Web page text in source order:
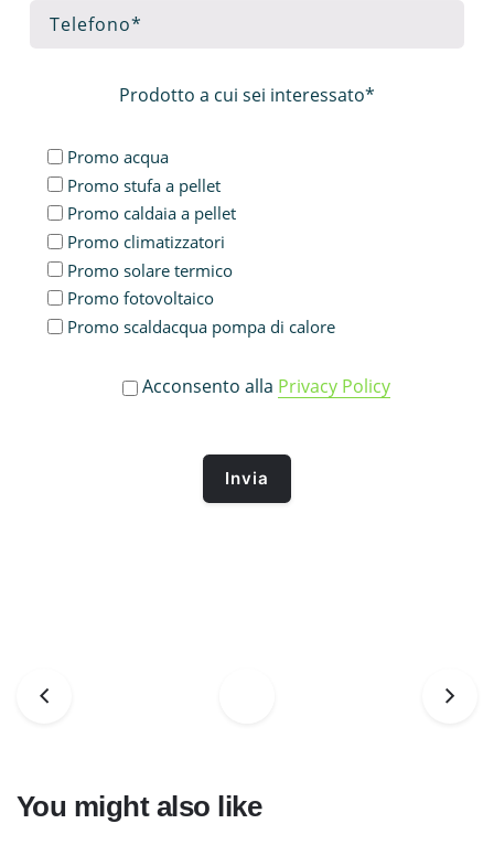
Prodotto a cui sei interessato*
Promo acqua
Promo stufa a pellet
Promo caldaia a pellet
Promo climatizzatori
Promo solare termico
Promo fotovoltaico
Promo scaldacqua pompa di calore
Acconsento alla Privacy Policy
You might also like